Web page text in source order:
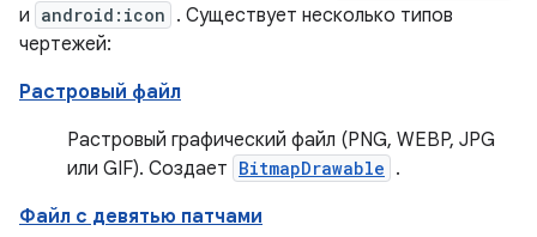
и android:icon . Существует несколько типов
чертежей:
Растровый файл
Растровый графический файл (PNG, WEBP, JPG
или GIF). Создает BitmapDrawable .
Файл с девятью патчами